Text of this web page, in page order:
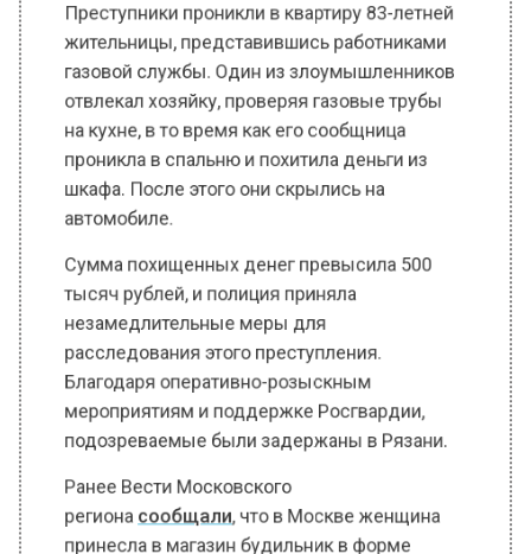
жительницы, представившись работниками
газовой службы. Один из злоумышленников
отвлекал хозяйку, проверяя газовые трубы
на кухне, в то время как его сообщница
проникла в спальню и похитила деньги из
шкафа. После этого они скрылись на
автомобиле.
Сумма похищенных денег превысила 500
тысяч рублей, и полиция приняла
незамедлительные меры для
расследования этого преступления.
Благодаря оперативно-розыскным
мероприятиям и поддержке Росгвардии,
Ранее Вести Московского